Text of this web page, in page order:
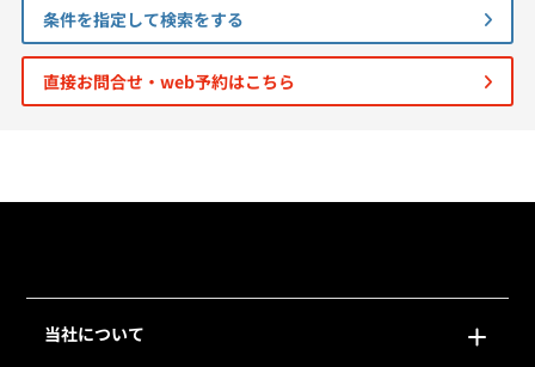
会員メニュー
条件を指定して検索をする
直接お問合せ・web予約はこちら
当社について